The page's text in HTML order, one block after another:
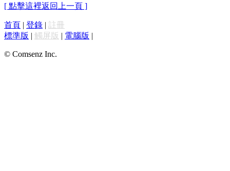
[ 點擊這裡返回上一頁 ]
首頁 | 登錄 | 註冊
標準版 | 觸屏版 | 電腦版 |
© Comsenz Inc.